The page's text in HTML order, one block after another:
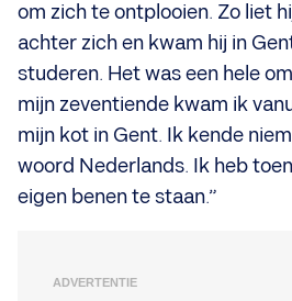
om zich te ontplooien. Zo liet
achter zich en kwam hij in
studeren. Het was een hele
mijn zeventiende kwam ik
mijn kot in Gent. Ik kende
woord Nederlands. Ik heb
eigen benen te staan.”
ADVERTENTIE